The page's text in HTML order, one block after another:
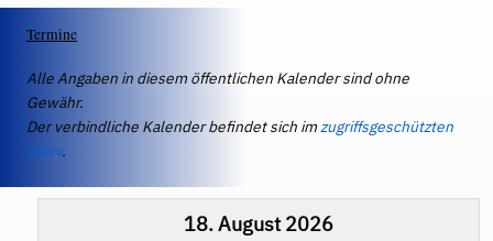
Termine
Alle Angaben in diesem öffentlichen Kalender sind ohne
Gewähr.
Der verbindliche Kalender befindet sich imzugriffsgeschützten
IServ.
18. August 2026